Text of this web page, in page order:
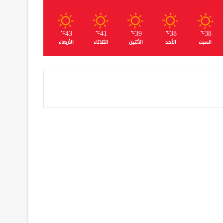
38
℃
السبت
38
℃
الأحد
39
℃
الأثنين
41
℃
الثلاثاء
43
℃
الأربعاء